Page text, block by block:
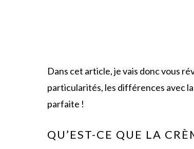
Dans cet article, je vais donc vous
particularités, les différences avec
parfaite !
QU’EST-CE QUE LA